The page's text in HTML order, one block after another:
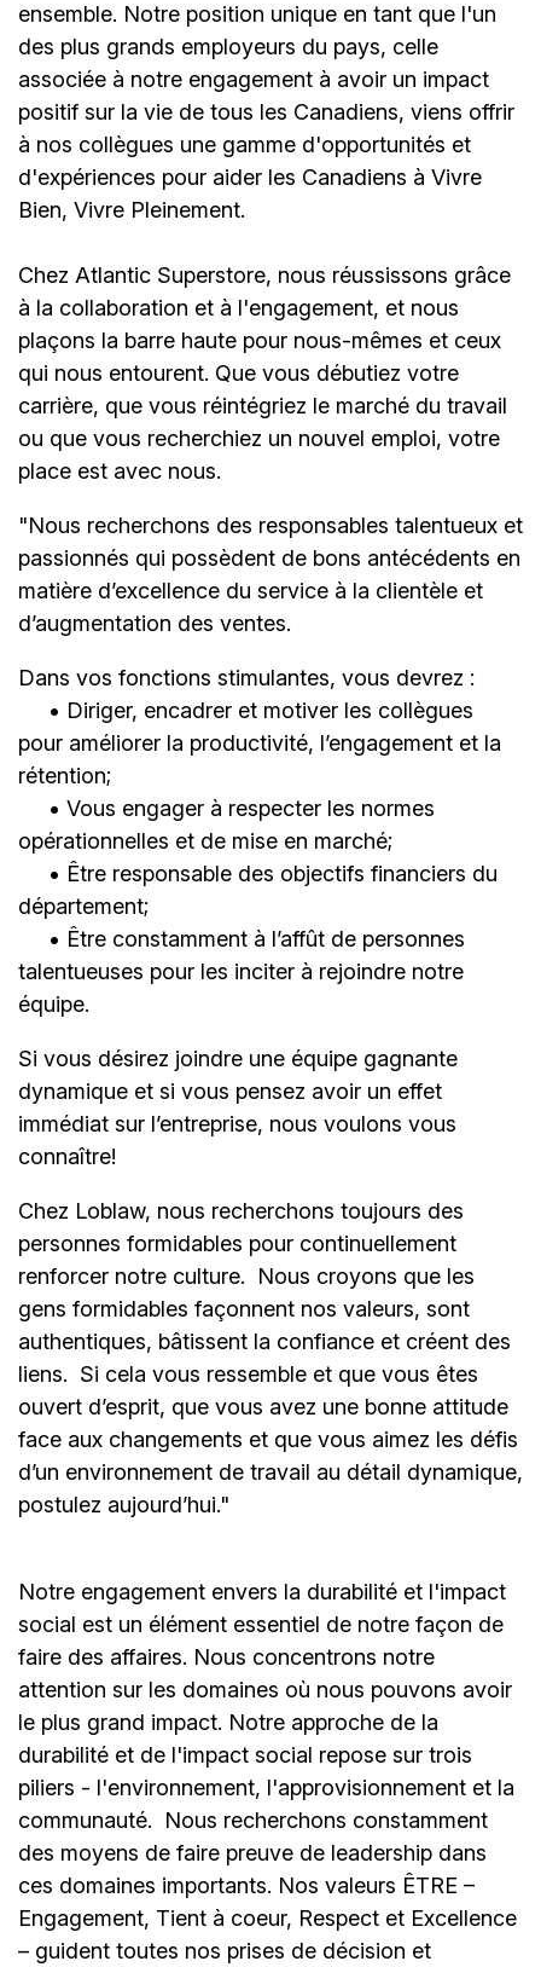
ensemble. Notre position unique en tant que l'un
des plus grands employeurs du pays, celle
associée à notre engagement à avoir un impact
positif sur la vie de tous les Canadiens, viens offrir
à nos collègues une gamme d'opportunités et
d'expériences pour aider les Canadiens à Vivre
Bien, Vivre Pleinement.
Chez Atlantic Superstore, nous réussissons grâce
à la collaboration et à l'engagement, et nous
plaçons la barre haute pour nous-mêmes et ceux
qui nous entourent. Que vous débutiez votre
carrière, que vous réintégriez le marché du travail
ou que vous recherchiez un nouvel emploi, votre
place est avec nous.
"Nous recherchons des responsables talentueux et
passionnés qui possèdent de bons antécédents en
matière d’excellence du service à la clientèle et
d’augmentation des ventes.
Dans vos fonctions stimulantes, vous devrez :
• Diriger, encadrer et motiver les collègues
pour améliorer la productivité, l’engagement et la
rétention;
• Vous engager à respecter les normes
opérationnelles et de mise en marché;
• Être responsable des objectifs financiers du
département;
• Être constamment à l’affût de personnes
talentueuses pour les inciter à rejoindre notre
équipe.
Si vous désirez joindre une équipe gagnante
dynamique et si vous pensez avoir un effet
immédiat sur l’entreprise, nous voulons vous
connaître!
Chez Loblaw, nous recherchons toujours des
personnes formidables pour continuellement
renforcer notre culture. Nous croyons que les
gens formidables façonnent nos valeurs, sont
authentiques, bâtissent la confiance et créent des
liens. Si cela vous ressemble et que vous êtes
ouvert d’esprit, que vous avez une bonne attitude
face aux changements et que vous aimez les défis
d’un environnement de travail au détail dynamique,
postulez aujourd’hui."
Notre engagement envers la durabilité et l'impact
social est un élément essentiel de notre façon de
faire des affaires. Nous concentrons notre
attention sur les domaines où nous pouvons avoir
le plus grand impact. Notre approche de la
durabilité et de l'impact social repose sur trois
piliers - l'environnement, l'approvisionnement et la
communauté.
Nous recherchons constamment
des moyens de faire preuve de leadership dans
ces domaines importants. Nos valeurs ÊTRE –
Engagement, Tient à coeur, Respect et Excellence
– guident toutes nos prises de décision et